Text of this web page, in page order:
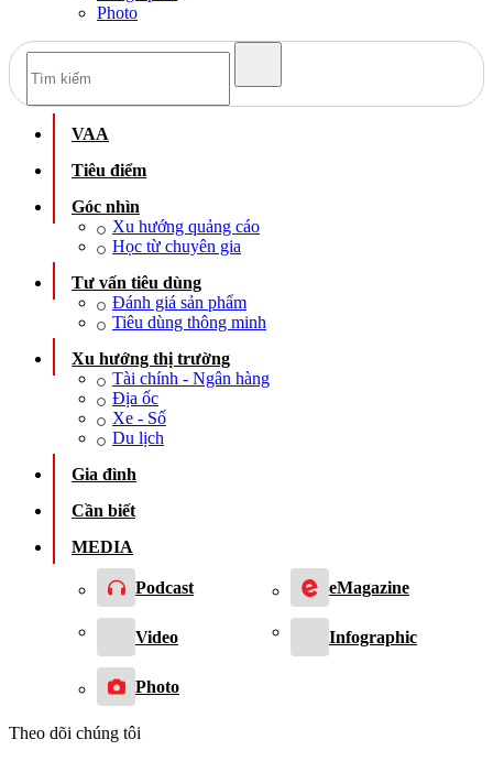
Photo
VAA
Tiêu điểm
Góc nhìn
Xu hướng quảng cáo
Học từ chuyên gia
Tư vấn tiêu dùng
Đánh giá sản phẩm
Tiêu dùng thông minh
Xu hướng thị trường
Tài chính - Ngân hàng
Địa ốc
Xe - Số
Du lịch
Gia đình
Cần biết
MEDIA
Podcast eMagazine
Video Infographic
Photo
Theo dõi chúng tôi